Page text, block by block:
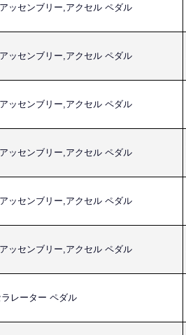
ッセンブリー,アクセル ペダル
ッセンブリー,アクセル ペダル
ッセンブリー,アクセル ペダル
ッセンブリー,アクセル ペダル
ッセンブリー,アクセル ペダル
ッセンブリー,アクセル ペダル
レーター ペダル